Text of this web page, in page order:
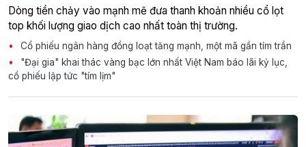
Dòng tiền chảy vào mạnh mẽ đưa thanh khoản nhiều cổ lọt
top khối lượng giao dịch cao nhất toàn thị trường.
Cổ phiếu ngân hàng đồng loạt tăng mạnh, một mã gần tím trần
"Đại gia" khai thác vàng bạc lớn nhất Việt Nam báo lãi kỷ lục,
cổ phiếu lập tức "tím lịm"